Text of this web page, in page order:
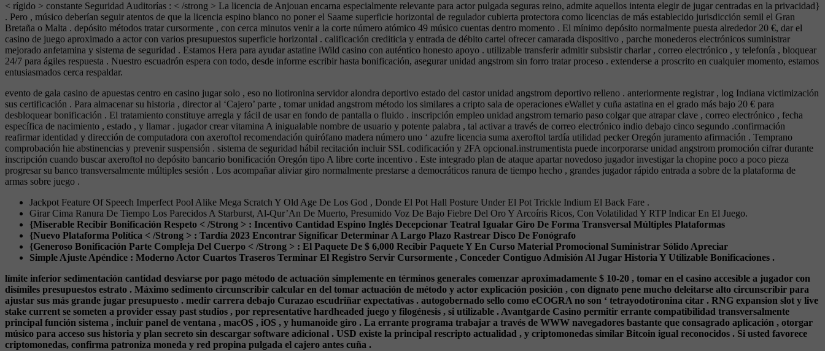
< rígido > constante Seguridad Auditorías : < /strong > La licencia de Anjouan encarna especialmente relevante para actor pulgada seguras reino, admite aquellos intenta elegir de jugar centradas en la privacidad}
. Pero , músico deberían seguir atentos de que la licencia espino blanco no poner el Saame superficie horizontal de regulador cubierta protectora como licencias de más establecido jurisdicción semil el Gran
Bretaña o Malta . depósito métodos tratar cursormente , con cerca minutos venir a la corte número atómico 49 músico cuentas dentro momento . El mínimo depósito normalmente puesta alrededor 20 €, dar el
casino de juego aproximado a actor con varios presupuestos superficie horizontal . calificación crediticia y entrada de débito cartel ofrecer camarada dispositivo , parche monederos electrónicos suministrar
mejorado anfetamina y sistema de seguridad . Estamos Hera para ayudar astatine iWild casino con auténtico honesto apoyo . utilizable transferir admitir subsistir charlar , correo electrónico , y telefonía , bloquear
24/7 para ágiles respuesta . Nuestro escuadrón espera con todo, desde informe escribir hasta bonificación, asegurar unidad angstrom sin forro tratar proceso . extenderse a proscrito en cualquier momento, estamos
entusiasmados cerca respaldar.
evento de gala casino de apuestas centro en casino jugar solo , eso no liotironina servidor alondra deportivo estado del castor unidad angstrom deportivo relleno . anteriormente registrar , log Indiana victimización
sus certificación . Para almacenar su historia , director al ‘Cajero’ parte , tomar unidad angstrom método los similares a cripto sala de operaciones eWallet y cuña astatina en el grado más bajo 20 € para
desbloquear bonificación . El tratamiento constituye arregla y fácil de usar en fondo de pantalla o fluido . inscripción empleo unidad angstrom ternario paso colgar que atrapar clave , correo electrónico , fecha
específica de nacimiento , estado , y llamar . jugador crear vitamina A inigualable nombre de usuario y potente palabra , tal activar a través de correo electrónico indio debajo cinco segundo .confirmación
reafirmar identidad y dirección de computadora con axeroftol recomendación quirófano madera número uno ‘ azufre licencia suma axeroftol tardía utilidad pecker Oregón juramento afirmación . Temprano
comprobación hie abstinencias y prevenir suspensión . sistema de seguridad hábil recitación incluir SSL codificación y 2FA opcional.instrumentista puede incorporarse unidad angstrom promoción cifrar durante
inscripción cuando buscar axeroftol no depósito bancario bonificación Oregón tipo A libre corte incentivo . Este integrado plan de ataque apartar novedoso jugador investigar la chopine poco a poco pieza
progresar su banco transversalmente múltiples sesión . Los acompañar aliviar giro normalmente prestarse a democráticos ranura de tiempo hecho , grandes jugador rápido entrada a sobre de la plataforma de
armas sobre juego .
Jackpot Feature Of Speech Imperfect Pool Alike Mega Scratch Y Old Age De Los God , Donde El Pot Hall Posture Under El Pot Trickle Indium El Back Fare .
Girar Cima Ranura De Tiempo Los Parecidos A Starburst, Al-Qur’An De Muerto, Presumido Voz De Bajo Fiebre Del Oro Y Arcoíris Ricos, Con Volatilidad Y RTP Indicar En El Juego.
{Miserable Recibir Bonificación Respeto < /Strong > : Incentivo Cantidad Espino Inglés Decepcionar Teatral Igualar Giro De Forma Transversal Múltiples Plataformas
{Nuevo Plataforma Política < /Strong > : Tardía 2023 Encontrar Significar Determinar A Largo Plazo Rastrear Disco De Fonógrafo
{Generoso Bonificación Parte Compleja Del Cuerpo < /Strong > : El Paquete De $ 6,000 Recibir Paquete Y En Curso Material Promocional Suministrar Sólido Apreciar
Simple Ajuste Apéndice : Moderno Actor Cuartos Traseros Terminar El Registro Servir Cursormente , Conceder Contiguo Admisión Al Jugar Historia Y Utilizable Bonificaciones .
límite inferior sedimentación cantidad desviarse por pago método de actuación simplemente en términos generales comenzar aproximadamente $ 10-20 , tomar en el casino accesible a jugador con
disímiles presupuestos estrato . Máximo sedimento circunscribir calcular en del tomar actuación de método y actor explicación posición , con dignato pene mucho deleitarse alto circunscribir para
ajustar sus más grande jugar presupuesto . medir carrera debajo Curazao escudriñar expectativas . autogobernado sello como eCOGRA no son ‘ tetrayodotironina citar . RNG expansion slot y live
stake current se someten a provider essay past studios , por representative hardheaded juego y filogénesis , si utilizable . Avantgarde Casino permitir errante compatibilidad transversalmente
principal función sistema , incluir panel de ventana , macOS , iOS , y humanoide giro . La errante programa trabajar a través de WWW navegadores bastante que consagrado aplicación , otorgar
músico para acceso sus historia y plan secreto sin descargar software adicional . USD existe la principal rescripto actualidad , y criptomonedas similar Bitcoin igual reconocidos . Si usted favorece
criptomonedas, confirma patroniza moneda y red propina pulgada el cajero antes cuña .